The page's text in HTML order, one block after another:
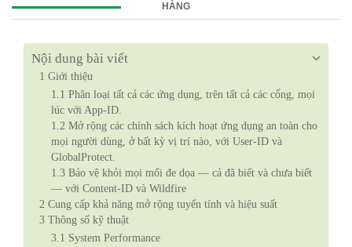
HÀNG
Nội dung bài viết
1 Giới thiệu
1.1 Phân loại tất cả các ứng dụng, trên tất cả các cổng, mọi
lúc với App-ID.
1.2 Mở rộng các chính sách kích hoạt ứng dụng an toàn cho
mọi người dùng, ở bất kỳ vị trí nào, với User-ID và
GlobalProtect.
1.3 Bảo vệ khỏi mọi mối đe dọa — cả đã biết và chưa biết
— với Content-ID và Wildfire
2 Cung cấp khả năng mở rộng tuyến tính và hiệu suất
3 Thông số kỹ thuật
3.1 System Performance